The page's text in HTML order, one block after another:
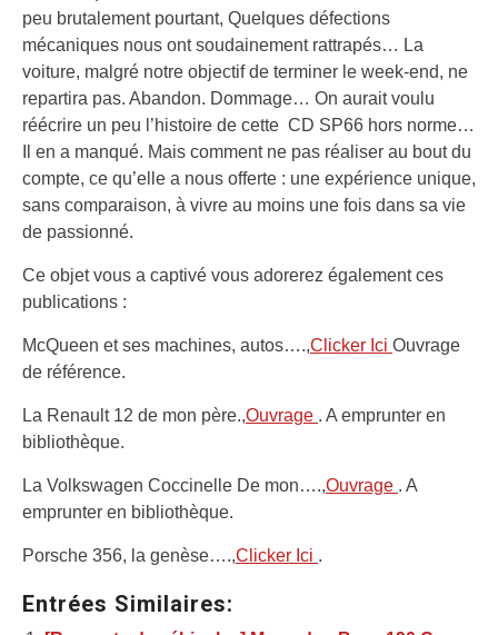
peu brutalement pourtant, Quelques défections
mécaniques nous ont soudainement rattrapés… La
voiture, malgré notre objectif de terminer le week-end, ne
repartira pas. Abandon. Dommage… On aurait voulu
réécrire un peu l’histoire de cette CD SP66 hors norme…
Il en a manqué. Mais comment ne pas réaliser au bout du
compte, ce qu’elle a nous offerte : une expérience unique,
sans comparaison, à vivre au moins une fois dans sa vie
de passionné.
Ce objet vous a captivé vous adorerez également ces
publications :
McQueen et ses machines, autos….,Clicker Ici Ouvrage
de référence.
La Renault 12 de mon père.,Ouvrage . A emprunter en
bibliothèque.
La Volkswagen Coccinelle De mon….,Ouvrage . A
emprunter en bibliothèque.
Porsche 356, la genèse….,Clicker Ici .
Entrées Similaires: